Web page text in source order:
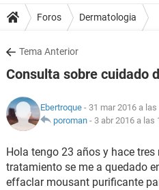
Foros Dermatologia
Tema Anterior
Consulta sobre cuidado
Ebertroque - 31 mar 2016 a las
poroman - 3 abr 2016 a las
Hola tengo 23 años y hace
tratamiento se me a quedado
effaclar mousant purificante